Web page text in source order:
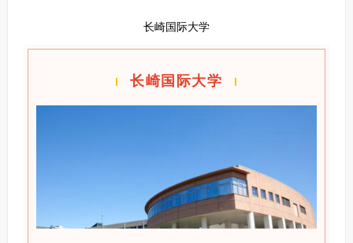
长崎国际大学
长崎国际大学